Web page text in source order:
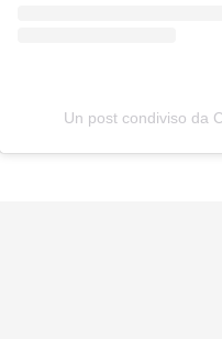
Un post condiviso da